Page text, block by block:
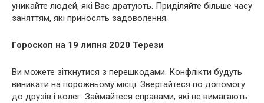
уникайте людей, які Вас дратують. Приділяйте більше часу
заняттям, які приносять задоволення.
Гороскоп на 19 липня 2020 Терези
Ви можете зіткнутися з перешкодами. Конфлікти будуть
виникати на порожньому місці. Звертайтеся по допомогу
до друзів і колег. Займайтеся справами, які не вимагають